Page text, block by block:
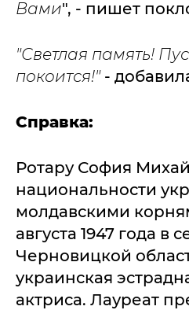
Вами", - пишет
"Светлая память!
покоится!" -
Справка:
Ротару София
национальности
молдавскими
августа 1947 года
Черновицкой
украинская
актриса. Лауреат